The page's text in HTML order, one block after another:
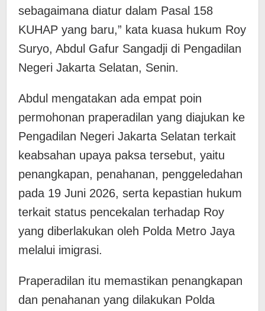
sebagaimana diatur dalam Pasal 158
KUHAP yang baru,” kata kuasa hukum Roy
Suryo, Abdul Gafur Sangadji di Pengadilan
Negeri Jakarta Selatan, Senin.
Abdul mengatakan ada empat poin
permohonan praperadilan yang diajukan ke
Pengadilan Negeri Jakarta Selatan terkait
keabsahan upaya paksa tersebut, yaitu
penangkapan, penahanan, penggeledahan
pada 19 Juni 2026, serta kepastian hukum
terkait status pencekalan terhadap Roy
yang diberlakukan oleh Polda Metro Jaya
melalui imigrasi.
Praperadilan itu memastikan penangkapan
dan penahanan yang dilakukan Polda